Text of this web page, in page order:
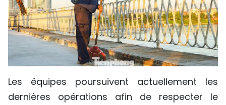
Les équipes poursuivent actuellement les
dernières opérations afin de respecter le